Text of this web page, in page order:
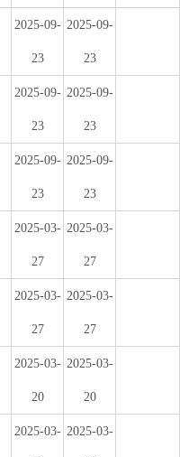
2025-09-
23
2025-09-
23
2025-09-
23
2025-09-
23
2025-09-
23
2025-09-
23
2025-03-
27
2025-03-
27
2025-03-
27
2025-03-
27
2025-03-
20
2025-03-
20
2025-03- 2025-03-